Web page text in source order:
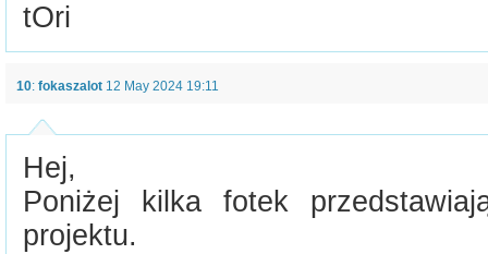
tOri
10: fokaszalot 12 May 2024 19:11
Hej,
Poniżej kilka fotek
projektu.